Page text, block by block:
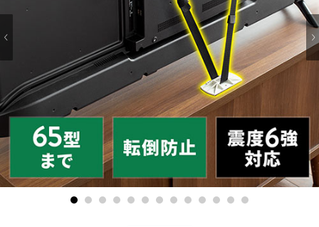
10 11 12